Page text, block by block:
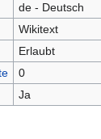
de - Deutsch
Wikitext
Erlaubt
0
Ja